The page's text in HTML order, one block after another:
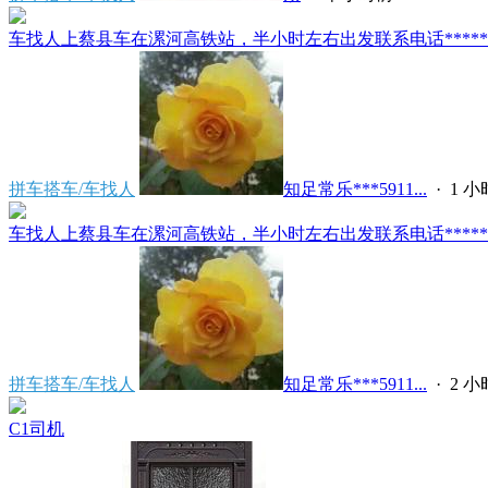
车找人上蔡县车在漯河高铁站，半小时左右出发联系电话
拼车搭车/车找人 知足常乐***5911... · 1 小
车找人上蔡县车在漯河高铁站，半小时左右出发联系电话
拼车搭车/车找人 知足常乐***5911... · 2 小
C1司机